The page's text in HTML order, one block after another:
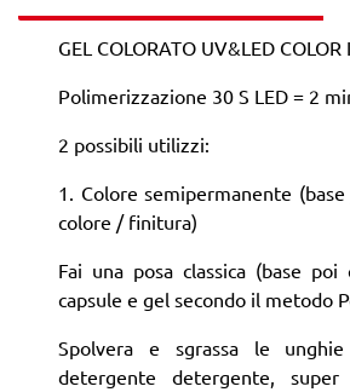
GEL COLORATO UV&LED COLOR
Polimerizzazione 30 S LED = 2
2 possibili utilizzi:
1. Colore semipermanente
colore / finitura)
Fai una posa classica (base poi
capsule e gel secondo il metodo
Spolvera e sgrassa le
detergente detergente, super